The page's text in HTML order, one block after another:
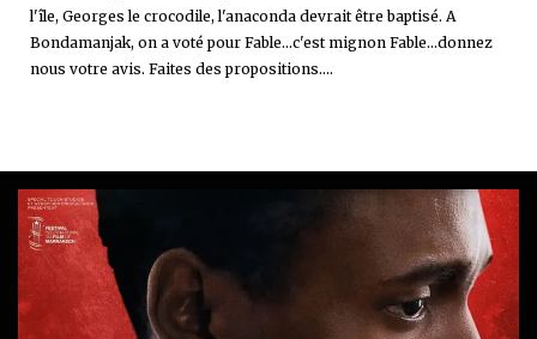
l'île, Georges le crocodile, l'anaconda devrait être baptisé. A
Bondamanjak, on a voté pour Fable...c'est mignon Fable...donnez
nous votre avis. Faites des propositions....